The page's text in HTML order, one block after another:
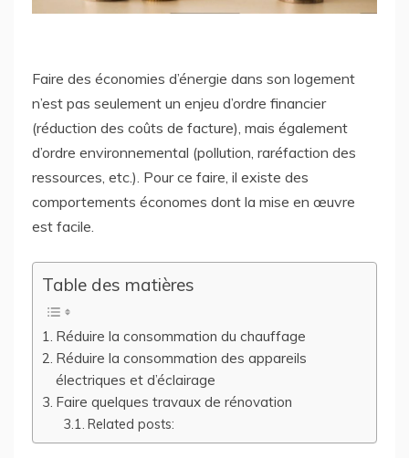
Faire des économies d’énergie dans son logement
n’est pas seulement un enjeu d’ordre financier
(réduction des coûts de facture), mais également
d’ordre environnemental (pollution, raréfaction des
ressources, etc.). Pour ce faire, il existe des
comportements économes dont la mise en œuvre
est facile.
Table des matières
Réduire la consommation du chauffage
Réduire la consommation des appareils
électriques et d’éclairage
Faire quelques travaux de rénovation
Related posts: